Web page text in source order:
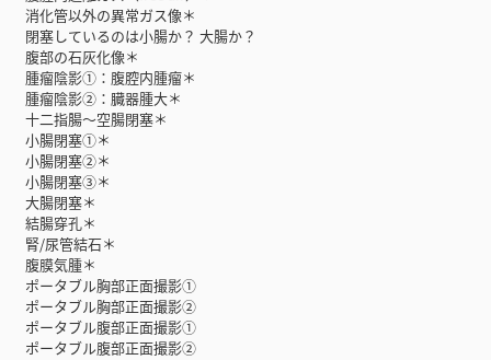
消化管以外の異常ガス像＊
閉塞しているのは小腸か？ 大腸か？
腹部の石灰化像＊
腫瘤陰影①：腹腔内腫瘤＊
腫瘤陰影②：臓器腫大＊
十二指腸〜空腸閉塞＊
小腸閉塞①＊
小腸閉塞②＊
小腸閉塞③＊
大腸閉塞＊
結腸穿孔＊
腎/尿管結石＊
腹膜気腫＊
ポータブル胸部正面撮影①
ポータブル胸部正面撮影②
ポータブル腹部正面撮影①
ポータブル腹部正面撮影②